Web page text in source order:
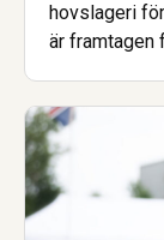
hovslageri
är framtagen